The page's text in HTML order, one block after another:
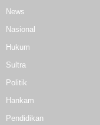
News
Nasional
Hukum
Sultra
Politik
Hankam
Pendidikan